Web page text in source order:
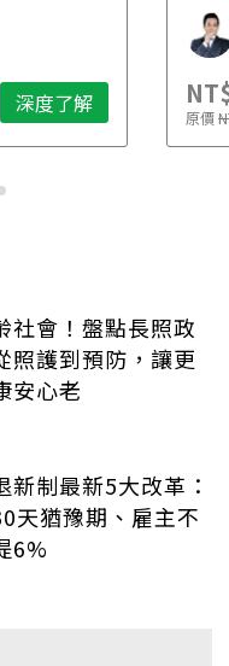
深度了解 原價
社會！盤點長照政
照護到預防，讓更
安心老
新制最新5大改革：
天猶豫期、雇主不
6%